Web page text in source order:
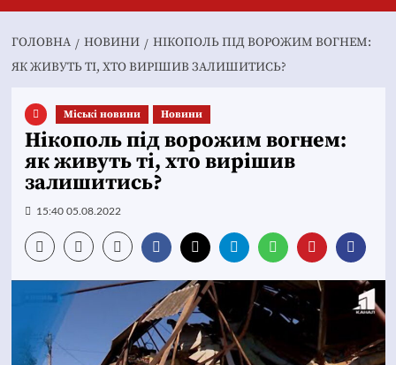
ГОЛОВНА НОВИНИ
НІКОПОЛЬ ПІД ВОРОЖИМ ВОГНЕМ:
ЯК ЖИВУТЬ ТІ, ХТО ВИРІШИВ ЗАЛИШИТИСЬ?
Mіські новини Новини
Нікополь під ворожим вогнем:
як живуть ті, хто вирішив
залишитись?
15:40 05.08.2022